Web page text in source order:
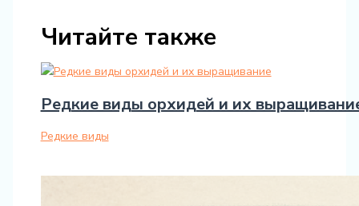
Читайте также
Редкие виды орхидей и их
Редкие виды